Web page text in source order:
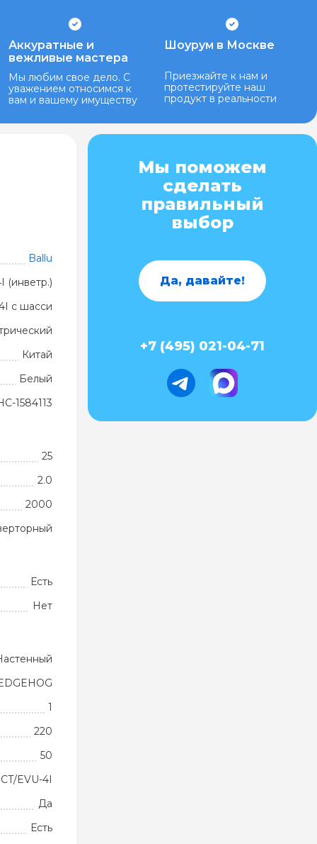
Аккуратные и
вежливые мастера
Мы любим свое дело. С
уважением относимся к
вам и вашему имуществу
Шоурум в Москве
Приезжайте к нам и
протестируйте наш
продукт в реальности
Ballu
(инветр.)
с шасси
Китай
Белый
1584113
25
2.0
2000
Есть
Нет
1
220
50
EVU-4I
Да
Есть
Мы поможем
сделать
правильный
выбор
Да, давайте!
+7 (495) 021-04-71